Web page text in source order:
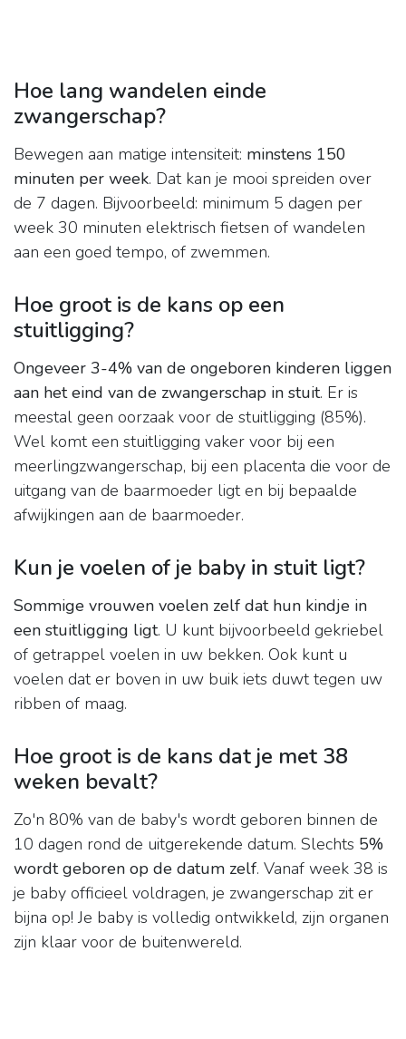
Hoe lang wandelen einde
zwangerschap?
Bewegen aan matige intensiteit: minstens 150
minuten per week. Dat kan je mooi spreiden over
de 7 dagen. Bijvoorbeeld: minimum 5 dagen per
week 30 minuten elektrisch fietsen of wandelen
aan een goed tempo, of zwemmen.
Hoe groot is de kans op een
stuitligging?
Ongeveer 3-4% van de ongeboren kinderen liggen
aan het eind van de zwangerschap in stuit. Er is
meestal geen oorzaak voor de stuitligging (85%).
Wel komt een stuitligging vaker voor bij een
meerlingzwangerschap, bij een placenta die voor de
uitgang van de baarmoeder ligt en bij bepaalde
afwijkingen aan de baarmoeder.
Kun je voelen of je baby in stuit ligt?
Sommige vrouwen voelen zelf dat hun kindje in
een stuitligging ligt. U kunt bijvoorbeeld gekriebel
of getrappel voelen in uw bekken. Ook kunt u
voelen dat er boven in uw buik iets duwt tegen uw
ribben of maag.
Hoe groot is de kans dat je met 38
weken bevalt?
Zo'n 80% van de baby's wordt geboren binnen de
10 dagen rond de uitgerekende datum. Slechts 5%
wordt geboren op de datum zelf. Vanaf week 38 is
je baby officieel voldragen, je zwangerschap zit er
bijna op! Je baby is volledig ontwikkeld, zijn organen
zijn klaar voor de buitenwereld.